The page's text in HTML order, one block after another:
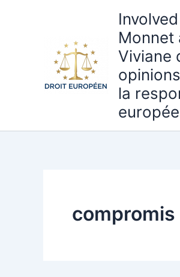
Monnet
Viviane
la